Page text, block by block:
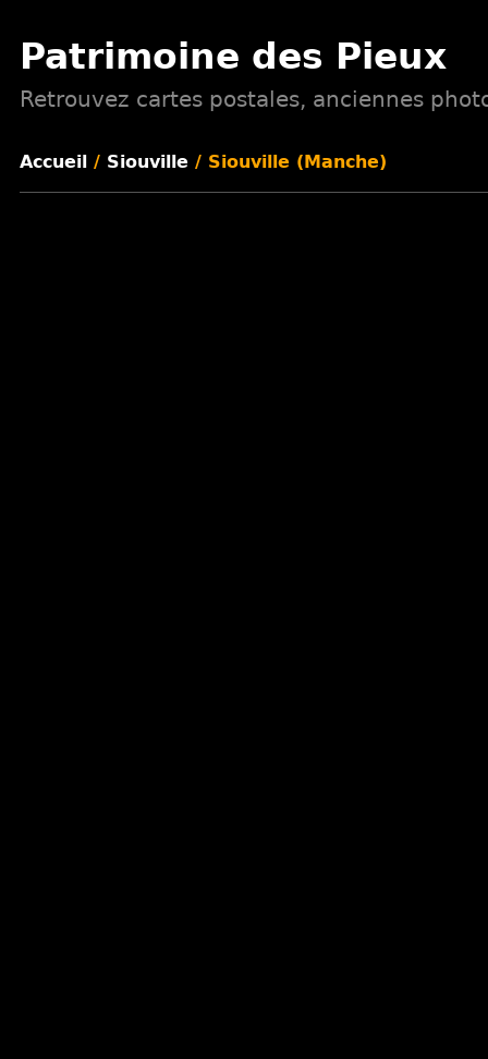
Patrimoine des Pieux
Retrouvez cartes postales, anciennes
Accueil/ Siouville / Siouville (Manche)